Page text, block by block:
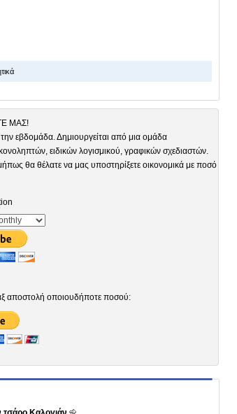
ΜΑΣ!
εβδομάδα. Δημιουργείται από μια ομάδα
ειδικών λογισμικού, γραφικών σχεδιαστών.
θα θέλατε να μας υποστηρίξετε οικονομικά με ποσό
αποστολή οποιουδήποτε ποσού: